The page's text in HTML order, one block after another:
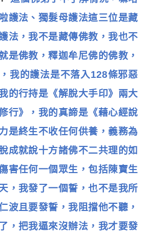
護法、獨髮母護法這三位是藏
法，我不是藏傳佛教，我也不
是佛教，釋迦牟尼佛的佛教，
我的護法是不落入128條邪惡
的行持是《解脫大手印》兩大
行》，我的真諦是《藉心經說
是終生不收任何供養，義務為
成就說十方諸佛不二共理的如
害任何一個眾生，包括陳寶生
，我發了一個誓，也不是我所
波且要發誓，我阻擋他不聽，
，把我逼來沒辦法，我才要發